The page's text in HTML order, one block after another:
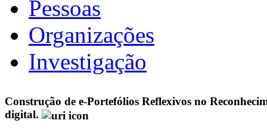
Pessoas
Organizações
Investigação
Construção de e-Portefólios Reflexivos no
digital.